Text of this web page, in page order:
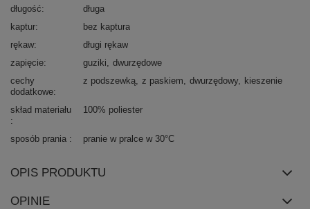
długość
długa
kaptur
bez kaptura
rękaw
długi rękaw
zapięcie
guziki
dwurzędowe
cechy
dodatkowe
z podszewką z paskiem dwurzędowy kieszenie
skład materiału 100% poliester
sposób prania pranie w pralce w 30°C
OPIS PRODUKTU
OPINIE